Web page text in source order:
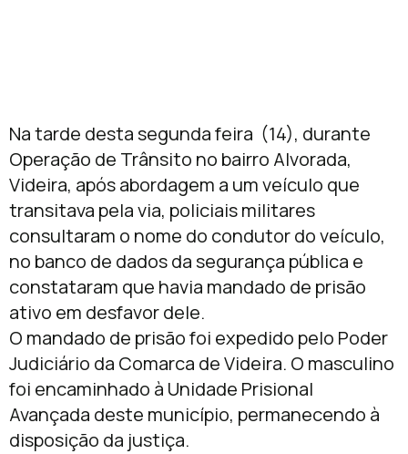
Na tarde desta segunda feira (14), durante
Operação de Trânsito no bairro Alvorada,
Videira, após abordagem a um veículo que
transitava pela via, policiais militares
consultaram o nome do condutor do veículo,
no banco de dados da segurança pública e
constataram que havia mandado de prisão
ativo em desfavor dele.
O mandado de prisão foi expedido pelo Poder
Judiciário da Comarca de Videira. O masculino
foi encaminhado à Unidade Prisional
Avançada deste município, permanecendo à
disposição da justiça.